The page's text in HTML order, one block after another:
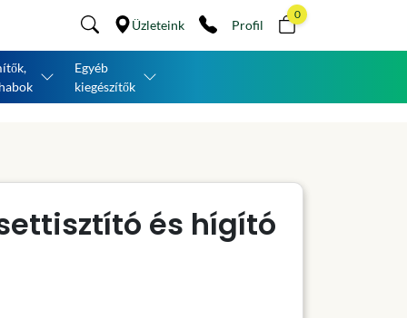
Üzleteink Profil
0
Egyéb
kiegészítők
és hígító